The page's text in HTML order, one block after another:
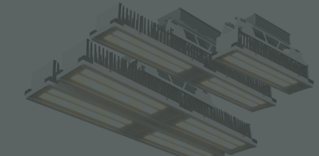
PLUS DE RÉSULTATS POUR VOUS: